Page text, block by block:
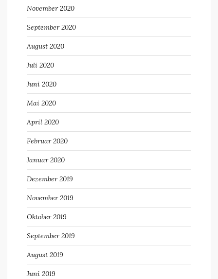
November 2020
September 2020
August 2020
Juli 2020
Juni 2020
Mai 2020
April 2020
Februar 2020
Januar 2020
Dezember 2019
November 2019
Oktober 2019
September 2019
August 2019
Juni 2019